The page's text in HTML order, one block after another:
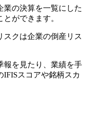
業の決算を一覧にした
ができます。
スクは企業の倒産リス
報を見たり、業績を手
スコアや銘柄スカ